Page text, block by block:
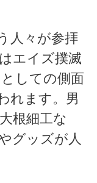
人々が参拝
エイズ撲滅
しての側面
れます。男
根細工な
グッズが人